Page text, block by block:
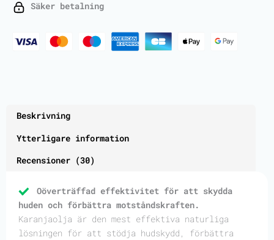
Säker betalning
Beskrivning
Ytterligare information
Recensioner (30)
Oöverträffad effektivitet för att skydda
huden och förbättra motståndskraften.
Karanjaolja är den mest effektiva naturliga
lösningen för att stödja hudskydd, förbättra